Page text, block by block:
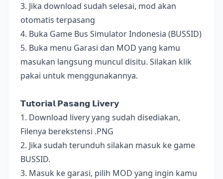
3. Jika download sudah selesai, mod akan
otomatis terpasang
4. Buka Game Bus Simulator Indonesia (BUSSID)
5. Buka menu Garasi dan MOD yang kamu
masukan langsung muncul disitu. Silakan klik
pakai untuk menggunakannya.
𝗧𝘂𝘁𝗼𝗿𝗶𝗮𝗹 𝗣𝗮𝘀𝗮𝗻𝗴 𝗟𝗶𝘃𝗲𝗿𝘆
1. Download livery yang sudah disediakan,
Filenya berekstensi .PNG
2. Jika sudah terunduh silakan masuk ke game
BUSSID.
3. Masuk ke garasi, pilih MOD yang ingin kamu